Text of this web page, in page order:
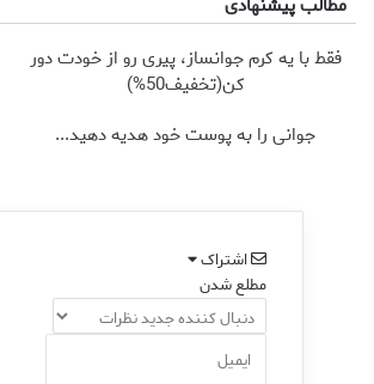
مطالب پیشنهادی
فقط با یه کرم جوانساز، پیری رو از خودت دور
کن(تخفیف50%)
جوانی را به پوست خود هدیه دهید...
اشتراک
مطلع شدن